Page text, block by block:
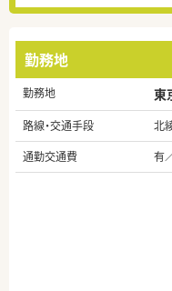
勤務地
勤務地 東
路線・交通手段
北
通勤交通費
有